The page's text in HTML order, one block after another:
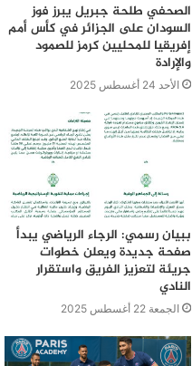
الصحفي طلحة جبريل يبرز فوز
السودان على الجزائر في كأس أمم
إفريقيا للمحليين كرمز للصمود
والإرادة
الأحد 24 أغسطس 2025
ببيان رسمي: الرجاء الرياضي يبدأ
صفحة جديدة ويعلن خطوات
جريئة لتعزيز الفريق واستقرار
النادي
الجمعة 22 أغسطس 2025